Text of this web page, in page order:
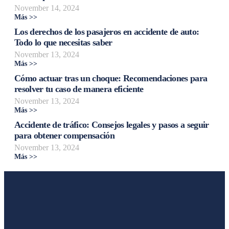
November 14, 2024
Más >>
Los derechos de los pasajeros en accidente de auto:
Todo lo que necesitas saber
November 13, 2024
Más >>
Cómo actuar tras un choque: Recomendaciones para
resolver tu caso de manera eficiente
November 13, 2024
Más >>
Accidente de tráfico: Consejos legales y pasos a seguir
para obtener compensación
November 13, 2024
Más >>